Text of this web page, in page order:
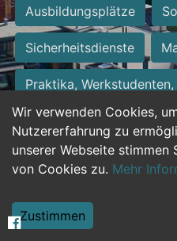
Wir verwenden Cookies,
Nutzererfahrung zu
unserer Webseite stimmen
von Cookies zu. Mehr
Zustimmen
Ausbildungsplätze
Sicherheitsdienste
Praktika,
Personalwesen
Hilfskräfte, Aushilfs- und
Weiterbildung, Studium,